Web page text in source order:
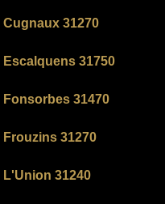
Cugnaux 31270
Escalquens 31750
Fonsorbes 31470
Frouzins 31270
L'Union 31240